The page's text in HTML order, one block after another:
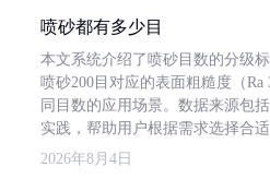
喷砂都有多少目
本文系统介绍了喷砂目数的分级
喷砂200目对应的表面粗糙度（Ra
同目数的应用场景。数据来源包
实践，帮助用户根据需求选择合适
2026年8月4日